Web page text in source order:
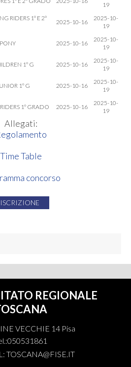
19
RIDERS 1° E 2°
2025-10-16
2025-10-
19
2025-10-16
2025-10-
19
1° G 2025-10-16
2025-10-
19
1° G 2025-10-16
2025-10-
19
1° GRADO 2025-10-16
2025-10-
19
Allegati:
Time Table
concorso
ISCRIZIONE
REGIONALE
VECCHIE 14 Pisa
TOSCANA@FISE.IT